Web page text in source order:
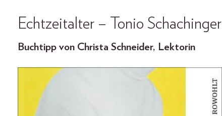
Echtzeitalter – Tonio Schachinger
Buchtipp von Christa Schneider, Lektorin